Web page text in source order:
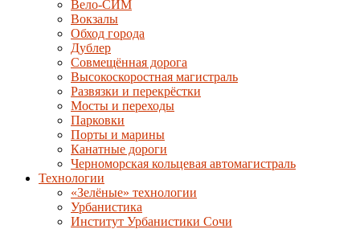
Вело-СИМ
Вокзалы
Обход города
Дублер
Совмещённая дорога
Высокоскоростная магистраль
Развязки и перекрёстки
Мосты и переходы
Парковки
Порты и марины
Канатные дороги
Черноморская кольцевая автомагистраль
Технологии
«Зелёные» технологии
Урбанистика
Институт Урбанистики Сочи